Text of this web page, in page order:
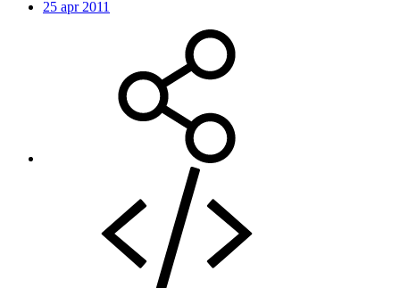
25 apr 2011